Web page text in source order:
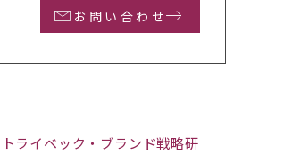
お問い合わせ
トライベック・ブランド戦略研